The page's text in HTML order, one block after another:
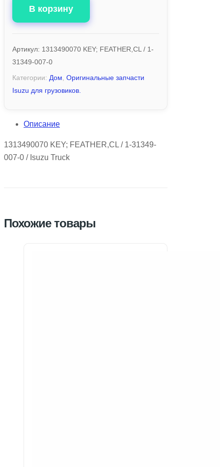
В корзину
Артикул: 1313490070 KEY; FEATHER,CL / 1-
31349-007-0
Категории: Дом Оригинальные запчасти
Isuzu для грузовиков.
Описание
1313490070 KEY; FEATHER,CL / 1-31349-
007-0 / Isuzu Truck
Похожие товары